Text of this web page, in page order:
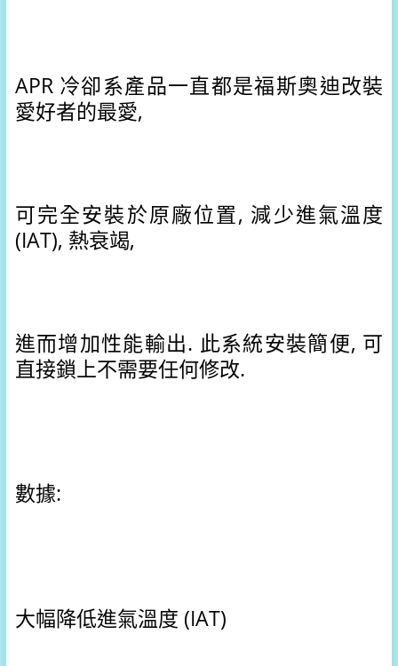
APR 冷卻系產品一直都是福斯奧迪改裝
愛好者的最愛,
可完全安裝於原廠位置, 減少進氣溫度
(IAT), 熱衰竭,
進而增加性能輸出. 此系統安裝簡便, 可
直接鎖上不需要任何修改.
數據:
大幅降低進氣溫度 (IAT)